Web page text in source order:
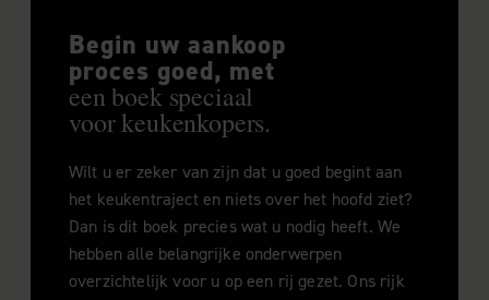
Begin uw aankoop
proces goed, met
een boek speciaal
voor keukenkopers.
Wilt u er zeker van zijn dat u goed begint aan
het keukentraject en niets over het hoofd ziet?
Dan is dit boek precies wat u nodig heeft. We
hebben alle belangrijke onderwerpen
overzichtelijk voor u op een rij gezet. Ons rijk